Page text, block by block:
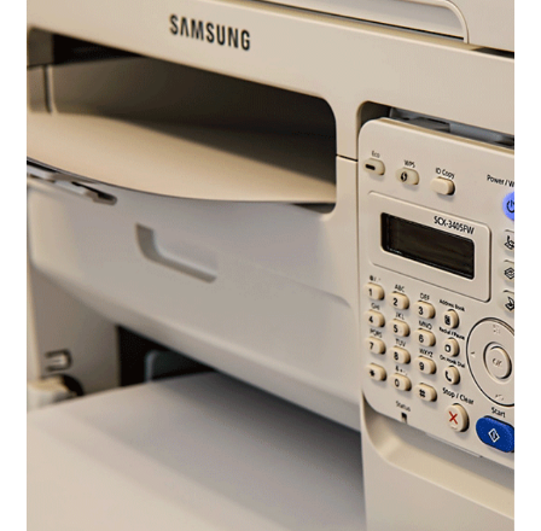
Household mobile